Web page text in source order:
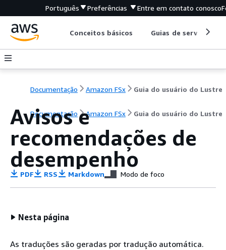
Português Preferências Entre em contato conosco
Conceitos básicos Guias de serviço
Documentação Amazon FSx Guia do usuário do Lustre
Documentação Amazon FSx Guia do usuário do Lustre
Avisos e
recomendações de
desempenho
PDF RSS Markdown Modo de foco
Nesta página
As traduções são geradas por tradução automática.